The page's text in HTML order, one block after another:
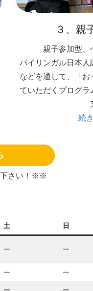
３、親
親子参加型、
バイリンガル日本人
などを通して、「お
ていただくプログラ
続
下さい！※※
土 日
ー ー
ー ー